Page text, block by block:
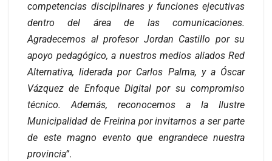
competencias disciplinares y funciones ejecutivas
dentro del área de las comunicaciones.
Agradecemos al profesor Jordan Castillo por su
apoyo pedagógico, a nuestros medios aliados Red
Alternativa, liderada por Carlos Palma, y a Óscar
Vázquez de Enfoque Digital por su compromiso
técnico. Además, reconocemos a la Ilustre
Municipalidad de Freirina por invitarnos a ser parte
de este magno evento que engrandece nuestra
provincia”.